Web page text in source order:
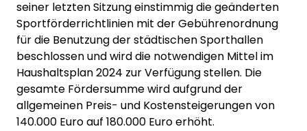
seiner letzten Sitzung einstimmig die geänderten
Sportförderrichtlinien mit der Gebührenordnung
für die Benutzung der städtischen Sporthallen
beschlossen und wird die notwendigen Mittel im
Haushaltsplan 2024 zur Verfügung stellen. Die
gesamte Fördersumme wird aufgrund der
allgemeinen Preis- und Kostensteigerungen von
140.000 Euro auf 180.000 Euro erhöht.